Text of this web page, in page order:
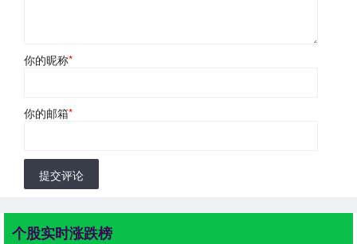
你的昵称*
你的邮箱*
提交评论
个股实时涨跌榜